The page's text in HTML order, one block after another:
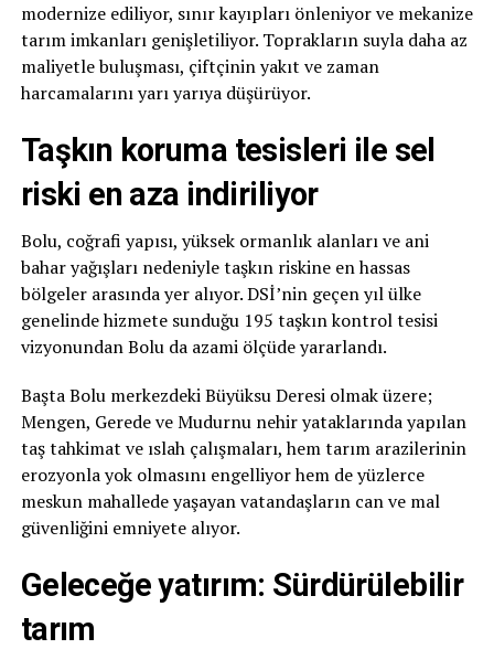
modernize ediliyor, sınır kayıpları önleniyor ve mekanize
tarım imkanları genişletiliyor. Toprakların suyla daha az
maliyetle buluşması, çiftçinin yakıt ve zaman
harcamalarını yarı yarıya düşürüyor.
Taşkın koruma tesisleri ile sel
riski en aza indiriliyor
Bolu, coğrafi yapısı, yüksek ormanlık alanları ve ani
bahar yağışları nedeniyle taşkın riskine en hassas
bölgeler arasında yer alıyor. DSİ’nin geçen yıl ülke
genelinde hizmete sunduğu 195 taşkın kontrol tesisi
vizyonundan Bolu da azami ölçüde yararlandı.
Başta Bolu merkezdeki Büyüksu Deresi olmak üzere;
Mengen, Gerede ve Mudurnu nehir yataklarında yapılan
taş tahkimat ve ıslah çalışmaları, hem tarım arazilerinin
erozyonla yok olmasını engelliyor hem de yüzlerce
meskun mahallede yaşayan vatandaşların can ve mal
güvenliğini emniyete alıyor.
Geleceğe yatırım: Sürdürülebilir
tarım